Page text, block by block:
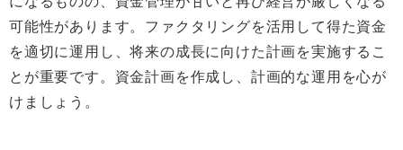
可能性があります。ファクタリングを活用して得た資金
を適切に運用し、将来の成長に向けた計画を実施するこ
とが重要です。資金計画を作成し、計画的な運用を心が
けましょう。